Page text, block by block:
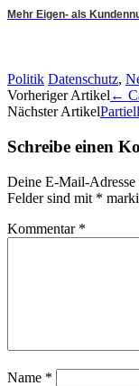
Mehr Eigen- als
Politik Datenschutz,
Artikel-
Navigation
Vorheriger Artikel ←
Nächster Artikel
Schreibe einen
Deine E-Mail-
Felder sind mit *
Kommentar *
Name *